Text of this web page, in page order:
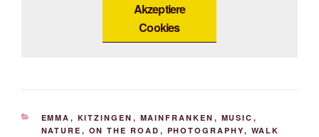
Akzeptiere
Cookies
KATEGORIEN
EMMA , KITZINGEN , MAINFRANKEN , MUSIC ,
NATURE , ON THE ROAD , PHOTOGRAPHY, WALK